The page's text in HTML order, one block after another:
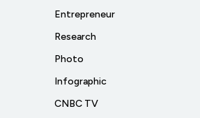
Entrepreneur
Research
Photo
Infographic
CNBC TV